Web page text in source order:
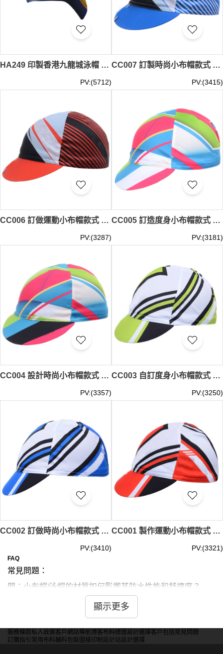
HA249 印製香港九龍城泳帽 九龍城區 泳隊 訂購游泳專用帽 設計防水專業泳帽 泳帽hk中心
PV:(5712)
CC007 訂製時尚小布帽款式 自訂小布帽款式 製作運動小布帽款式 小布帽工廠
PV:(3415)
CC006 訂做運動小布帽款式 自訂小布帽款式 製作小布帽款式 小布帽廠房
PV:(3287)
CC005 訂造度身小布帽款式 自製小布帽款式 製作小布帽款式 小布帽專營
PV:(3181)
CC004 設計時尚小布帽款式 自訂多色小布帽款式 製作小布帽款式 小布帽專門店
PV:(3357)
CC003 自訂度身小布帽款式 製造小布帽款式 訂做小布帽款式 小布帽製衣廠
PV:(3250)
CC002 訂做時尚小布帽款式 製作小布帽款式 自訂運動小布帽款式 小布帽生產商
PV:(3410)
CC001 製作運動小布帽款式 訂做多色小布帽款式 自訂小布帽款式 小布帽製造商
PV:(3321)
FAQ
常見問題：
問：小布帽/泳帽的材質如何影響其防水性能和舒適度？
答：矽膠材質完全防水但可能悶熱。萊卡布料舒適透氣但防
水性較差。聚酯纖維平衡防水和透氣性。天然橡膠彈性好但
度。
顯示更多
服務條款私人政策客戶 網站導航博客布料總匯設計選擇客戶包括常見問題
訂購指引 常用布料輔料包裝 圖樣印制 設計站設計選擇